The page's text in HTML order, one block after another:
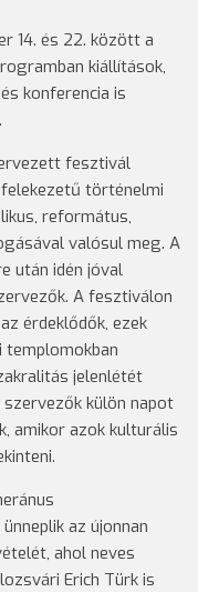
14. és 22. között a
kiállítások,
konferencia is
fesztivál
történelmi
református,
valósul meg. A
után idén jóval
A fesztiválon
érdeklődők, ezek
templomokban
jelenlétét
külön napot
amikor azok kulturális
az újonnan
ahol neves
Erich Türk is